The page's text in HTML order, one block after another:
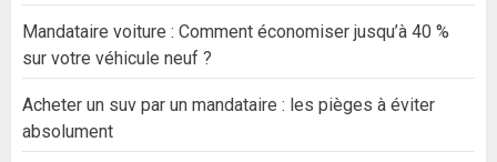
Mandataire voiture : Comment économiser jusqu’à 40 %
sur votre véhicule neuf ?
Acheter un suv par un mandataire : les pièges à éviter
absolument